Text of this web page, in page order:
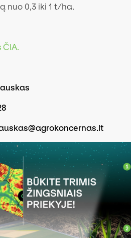
nuo 0,3 iki 1 t/ha.